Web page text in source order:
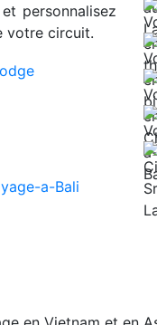
personnalisez
votre circuit.